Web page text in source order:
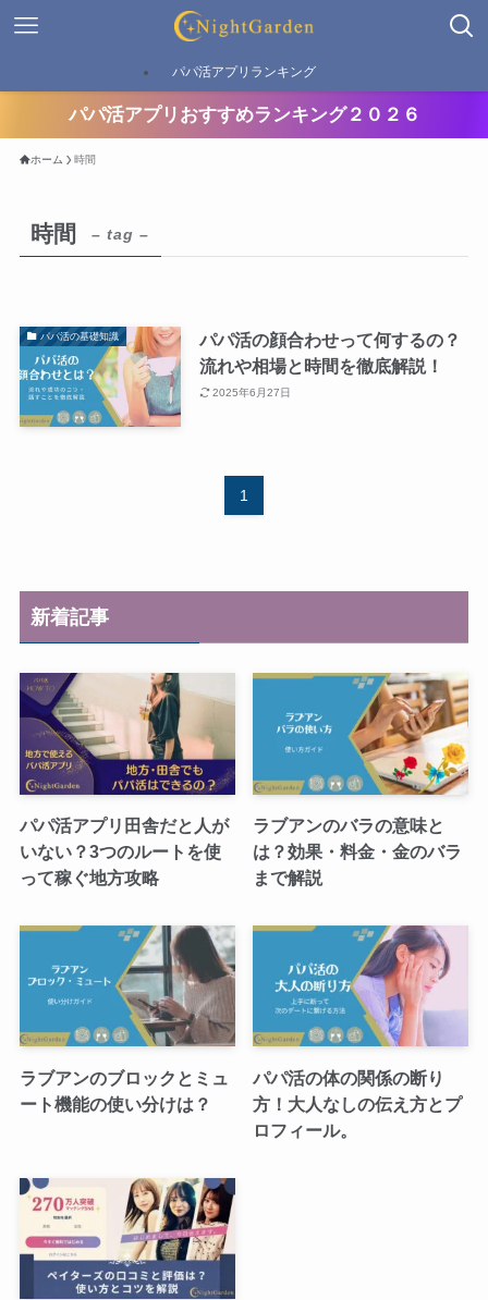
パパ活アプリランキング
パパ活アプリおすすめランキング２０２６
ホーム 時間
時間 – tag –
パパ活の基礎知識
パパ活の顔合わせって何するの？
流れや相場と時間を徹底解説！
2025年6月27日
1
新着記事
パパ活アプリ田舎だと人が
いない？3つのルートを使
って稼ぐ地方攻略
ラブアンのバラの意味と
は？効果・料金・金のバラ
まで解説
ラブアンのブロックとミュ
ート機能の使い分けは？
パパ活の体の関係の断り
方！大人なしの伝え方とプ
ロフィール。